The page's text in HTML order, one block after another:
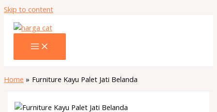
Skip to content
Home Furniture Kayu Palet Jati Belanda